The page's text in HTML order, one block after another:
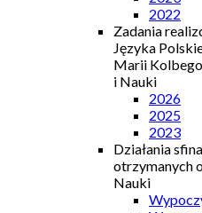
2022
Zadania
Języka
Marii
i Nauki
2026
2025
2023
Działania
otrzymanych
Nauki